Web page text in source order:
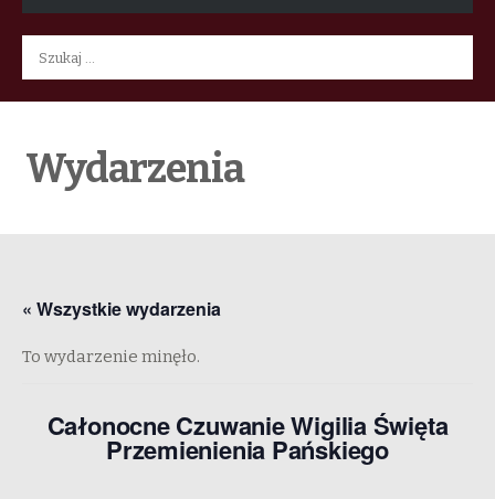
Szukaj:
Wydarzenia
« Wszystkie wydarzenia
To wydarzenie minęło.
Całonocne Czuwanie Wigilia Święta
Przemienienia Pańskiego